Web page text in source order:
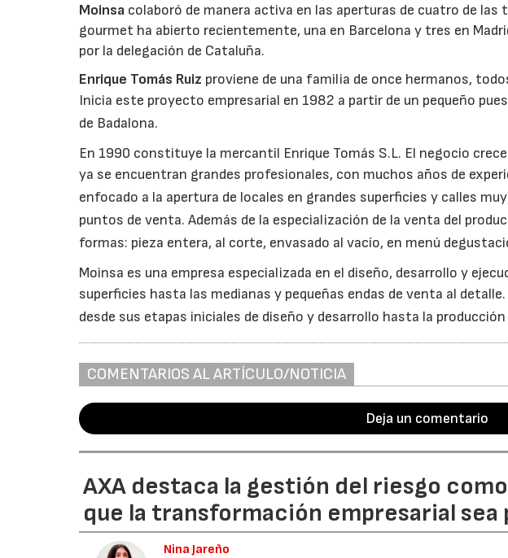
Moinsa colaboró de manera activa en las aperturas de cuatro de las
gourmet ha abierto recientemente, una en Barcelona y tres en
por la delegación de Cataluña.
Enrique Tomás Ruiz proviene de una familia de once hermanos,
Inicia este proyecto empresarial en 1982 a partir de un pequeño
de Badalona.
En 1990 constituye la mercantil Enrique Tomás S.L. El negocio
ya se encuentran grandes profesionales, con muchos años de
enfocado a la apertura de locales en grandes superficies y calles
puntos de venta. Además de la especialización de la venta del
formas: pieza entera, al corte, envasado al vacío, en menú
Moinsa es una empresa especializada en el diseño, desarrollo y
superficies hasta las medianas y pequeñas endas de venta al
desde sus etapas iniciales de diseño y desarrollo hasta la
COMENTARIOS AL ARTÍCULO/NOTICIA
Deja un comentario
AXA destaca la gestión del riesgo
que la transformación empresarial
Nina Jareño